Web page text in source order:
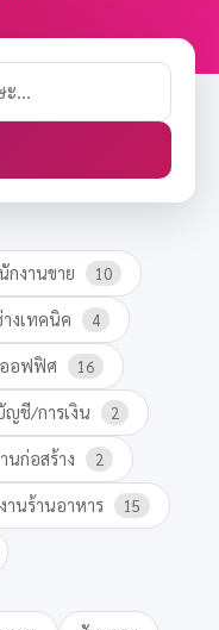
กงานขาย 10
งเทคนิค 4
อฟฟิศ 16
ญชี/การเงิน 2
นก่อสร้าง 2
งานร้านอาหาร 15